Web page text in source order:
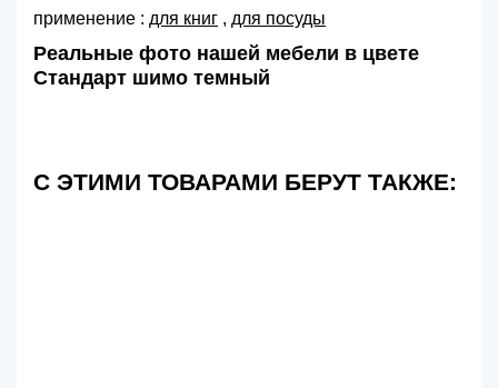
применение : для книг , для посуды
Реальные фото нашей мебели в цвете
Стандарт шимо темный
С ЭТИМИ ТОВАРАМИ БЕРУТ ТАКЖЕ: